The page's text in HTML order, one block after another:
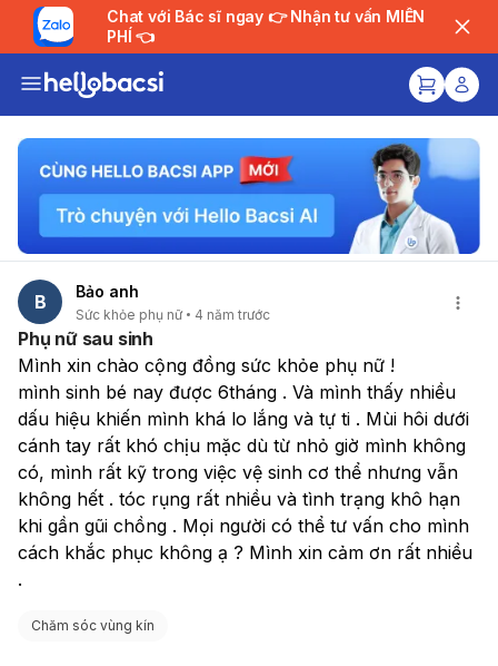
Chat với Bác sĩ ngay 👉 Nhận tư vấn MIỄN
PHÍ 👈
B Bảo anh
Sức khỏe phụ nữ 4 năm trước
Phụ nữ sau sinh
Mình xin chào cộng đồng sức khỏe phụ nữ !
mình sinh bé nay được 6tháng . Và mình thấy nhiều
dấu hiệu khiến mình khá lo lắng và tự ti . Mùi hôi dưới
cánh tay rất khó chịu mặc dù từ nhỏ giờ mình không
có, mình rất kỹ trong việc vệ sinh cơ thể nhưng vẫn
không hết . tóc rụng rất nhiều và tình trạng khô hạn
khi gần gũi chồng . Mọi người có thể tư vấn cho mình
cách khắc phục không ạ ? Mình xin cảm ơn rất nhiều
.
Chăm sóc vùng kín